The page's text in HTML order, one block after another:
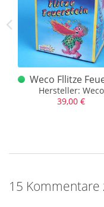
Weco Fllitze
Hersteller: Weco
39,00 €
15 Kommentare